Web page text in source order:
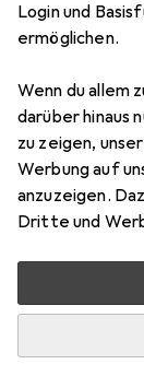
Login und
ermöglichen.
Wenn du allem
darüber hinaus
zu zeigen,
Werbung auf
anzuzeigen.
Dritte und